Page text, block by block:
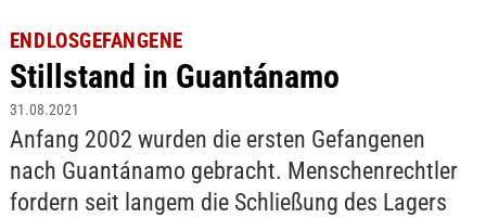
ENDLOSGEFANGENE
Stillstand in Guantánamo
31.08.2021
Anfang 2002 wurden die ersten Gefangenen
nach Guantánamo gebracht. Menschenrechtler
fordern seit langem die Schließung des Lagers